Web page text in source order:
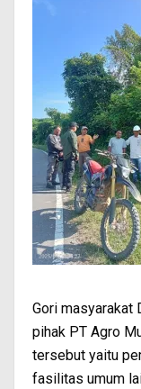
Gori masyarakat
pihak PT Agro
tersebut yaitu
fasilitas umum